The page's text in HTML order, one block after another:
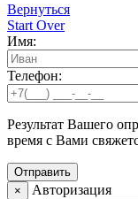
Вернуться
Start Over
Имя:
Телефон:
Результат Вашего
время с Вами
×
Авторизация